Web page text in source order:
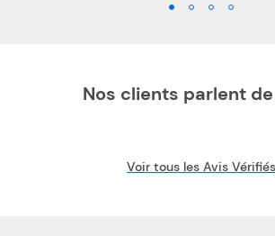
Nos clients parlent
Voir tous les Avis Vérifiés